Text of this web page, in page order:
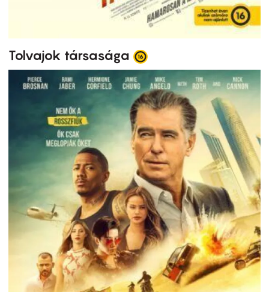
Tolvajok társasága